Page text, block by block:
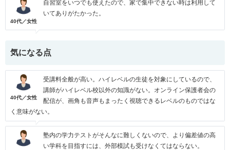
40代／女性
自習室をいつでも使えたので、家で集中できない時は利用して
いてありがたかった。
気になる点
40代／女性
受講料全般が高い。ハイレベルの生徒を対象にしているので、
講師がハイレベル校以外の知識がない。オンライン保護者会の
配信が、画角も音声もまったく視聴できるレベルのものではな
く意味がない。
塾内の学力テストがそんなに難しくないので、より偏差値の高
い学科を目指すには、外部模試も受けなくてはならない。